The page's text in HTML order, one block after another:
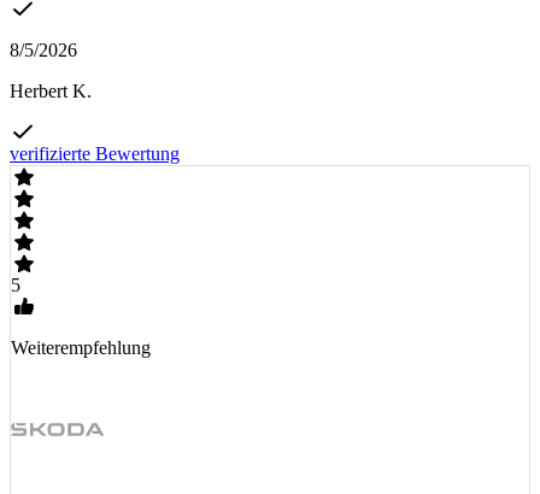
8/5/2026
Herbert K.
verifizierte Bewertung
5
Weiterempfehlung